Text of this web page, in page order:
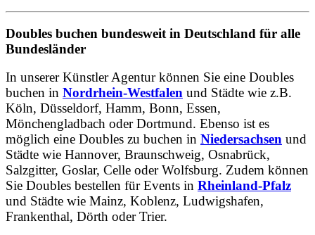
Doubles buchen bundesweit in Deutschland für alle
Bundesländer
In unserer Künstler Agentur können Sie eine Doubles
buchen in Nordrhein-Westfalen und Städte wie z.B.
Köln, Düsseldorf, Hamm, Bonn, Essen,
Mönchengladbach oder Dortmund. Ebenso ist es
möglich eine Doubles zu buchen in Niedersachsen und
Städte wie Hannover, Braunschweig, Osnabrück,
Salzgitter, Goslar, Celle oder Wolfsburg. Zudem können
Sie Doubles bestellen für Events in Rheinland-Pfalz
und Städte wie Mainz, Koblenz, Ludwigshafen,
Frankenthal, Dörth oder Trier.